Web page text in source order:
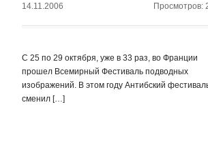
14.11.2006 Просмотров:
С 25 по 29 октября, уже в 33 раз, во Франции
прошел Всемирный Фестиваль подводных
изображений. В этом году Антибский
сменил […]